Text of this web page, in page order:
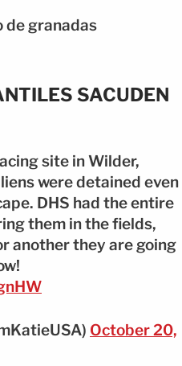
de granadas
SACUDEN
site in Wilder,
were detained even
DHS had the entire
them in the fields,
another they are going
October 20,